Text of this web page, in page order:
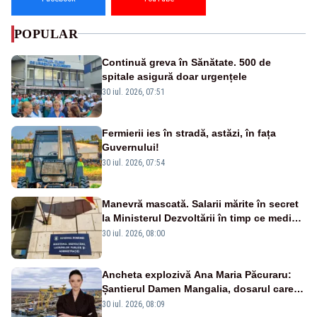
POPULAR
Continuă greva în Sănătate. 500 de
spitale asigură doar urgențele
30 iul. 2026, 07:51
Fermierii ies în stradă, astăzi, în fața
Guvernului!
30 iul. 2026, 07:54
Manevră mascată. Salarii mărite în secret
la Ministerul Dezvoltării în timp ce medicii
ies în stradă
30 iul. 2026, 08:00
Ancheta explozivă Ana Maria Păcuraru:
Șantierul Damen Mangalia, dosarul care
scufundă apărarea României
30 iul. 2026, 08:09